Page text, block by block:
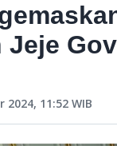
Jeje
2024, 11:52 WIB